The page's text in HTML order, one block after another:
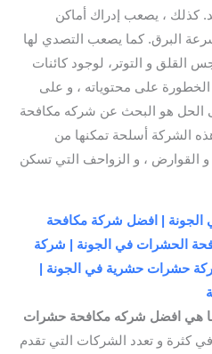
كذلك ، يصعب إدراك أماكن
البرق. كما يصعب التصدي لها
القلق و التوتر، لوجود كائنات
على محتوياته ، و على
الحل هو البحث عن شركه مكافحة
الشركة أسلحة تمكنها من
و القوارض ، و الزواحف التي تسكن
| افضل شركة مكافحة
الحشرات في الجونة | شركة
حشرات حشرية في الجونة |
هي افضل شركه مكافحة حشرات
كثرة و تعدد الشركات التي تقدم